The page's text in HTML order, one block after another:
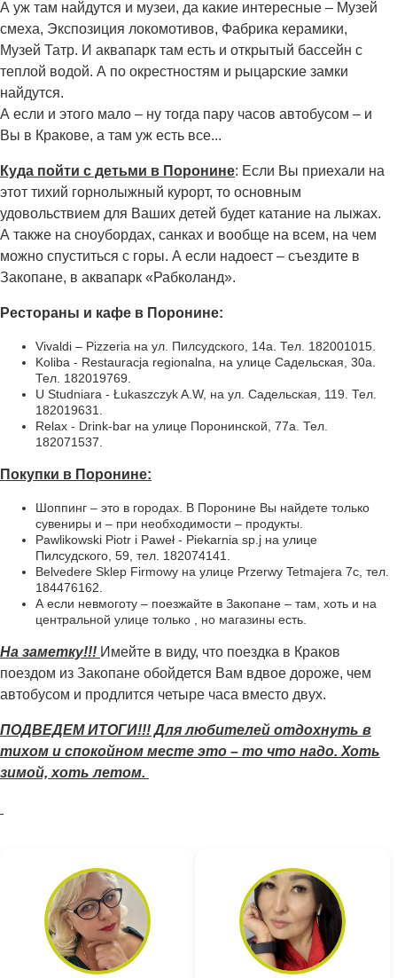
А уж там найдутся и музеи, да какие интересные – Музей
смеха, Экспозиция локомотивов, Фабрика керамики,
Музей Татр. И аквапарк там есть и открытый бассейн с
теплой водой. А по окрестностям и рыцарские замки
найдутся.
А если и этого мало – ну тогда пару часов автобусом – и
Вы в Кракове, а там уж есть все...
Куда пойти с детьми в Поронине: Если Вы приехали на
этот тихий горнолыжный курорт, то основным
удовольствием для Ваших детей будет катание на лыжах.
А также на сноубордах, санках и вообще на всем, на чем
можно спуститься с горы. А если надоест – съездите в
Закопане, в аквапарк «Рабколанд».
Рестораны и кафе в Поронине:
Vivaldi – Pizzeria на ул. Пилсудского, 14а. Тел. 182001015.
Koliba - Restauracja regionalna, на улице Садельская, 30а.
Тел. 182019769.
U Studniara - Łukaszczyk A.W, на ул. Садельская, 119. Тел.
182019631.
Relax - Drink-bar на улице Поронинской, 77а. Тел.
182071537.
Покупки в Поронине:
Шоппинг – это в городах. В Поронине Вы найдете только
сувениры и – при необходимости – продукты.
Pawlikowski Piotr i Paweł - Piekarnia sp.j на улице
Пилсудского, 59, тел. 182074141.
Belvedere Sklep Firmowy на улице Przerwy Tetmajera 7c, тел.
184476162.
А если невмоготу – поезжайте в Закопане – там, хоть и на
центральной улице только , но магазины есть.
На заметку!!! Имейте в виду, что поездка в Краков
поездом из Закопане обойдется Вам вдвое дороже, чем
автобусом и продлится четыре часа вместо двух.
ПОДВЕДЕМ ИТОГИ!!! Для любителей отдохнуть в
тихом и спокойном месте это – то что надо. Хоть
зимой, хоть летом.